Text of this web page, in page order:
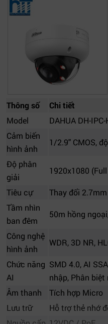
Thông số
Chi tiết
Model
DAHUA DH-
Cảm biến
hình ảnh
1/2.9" CMOS,
Độ phân
giải
1920x1080 (Full
Tiêu cự
Thay đổi
Tầm nhìn
ban đêm
50m hồng
Công nghệ
hình ảnh
WDR, 3D NR,
Chức năng
AI
SMD 4.0, AI
nhập, Phân
Âm thanh
Tích hợp Micro
Lưu trữ
Hỗ trợ thẻ nhớ